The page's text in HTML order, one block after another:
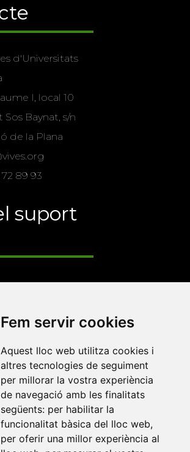
Fem servir cookies
Aquest lloc web utilitza cookies i
altres tecnologies de seguiment
per millorar la vostra experiència
de navegació amb les finalitats
següents: per habilitar la
funcionalitat bàsica del lloc web,
per oferir una millor experiència al
d'Universitats
I, local 10
Sos Baynat, s/n
de la Plana
89 93
suport
Oliba CEU•Universitat d'Alacant
•Universitat Autònoma de
Universitat de Barcelona•Universitat